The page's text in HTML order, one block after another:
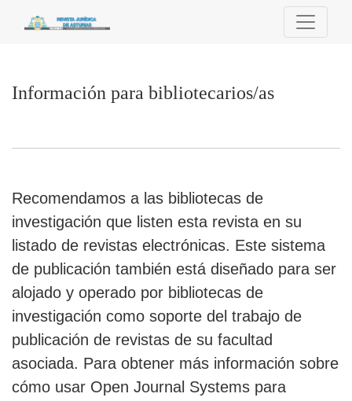
Información para bibliotecarios/as
Recomendamos a las bibliotecas de
investigación que listen esta revista en su
listado de revistas electrónicas. Este sistema
de publicación también está diseñado para ser
alojado y operado por bibliotecas de
investigación como soporte del trabajo de
publicación de revistas de su facultad
asociada. Para obtener más información sobre
cómo usar Open Journal Systems para